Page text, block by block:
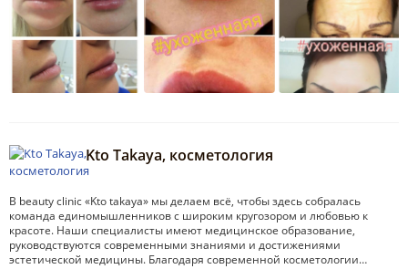
Kto Takaya, косметология
В beauty clinic «Kto takaya» мы делаем всё, чтобы здесь собралась
команда единомышленников с широким кругозором и любовью к
красоте. Наши специалисты имеют медицинское образование,
руководствуются современными знаниями и достижениями
эстетической медицины. Благодаря современной косметологии…